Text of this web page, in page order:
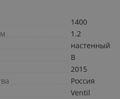
1400
1.2
настенный
В
2015
Россия
Ventil